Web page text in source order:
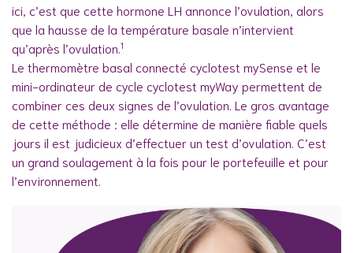
ici, c’est que cette hormone LH annonce l’ovulation, alors
que la hausse de la température basale n’intervient
qu’après l’ovulation. 1
Le thermomètre basal connecté cyclotest mySense et le
mini-ordinateur de cycle cyclotest myWay permettent de
combiner ces deux signes de l’ovulation. Le gros avantage
de cette méthode : elle détermine de manière fiable quels
jours il est judicieux d’effectuer un test d’ovulation. C’est
un grand soulagement à la fois pour le portefeuille et pour
l’environnement.